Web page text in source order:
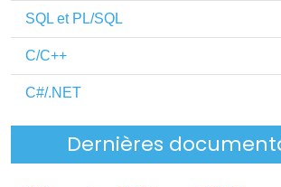
SQL et PL/SQL
C/C++
C#/.NET
Dernières